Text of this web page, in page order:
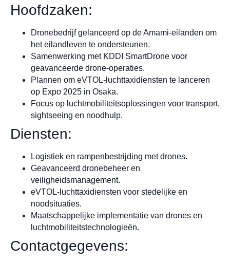
Hoofdzaken:
Dronebedrijf gelanceerd op de Amami-eilanden om
het eilandleven te ondersteunen.
Samenwerking met KDDI SmartDrone voor
geavanceerde drone-operaties.
Plannen om eVTOL-luchttaxidiensten te lanceren
op Expo 2025 in Osaka.
Focus op luchtmobiliteitsoplossingen voor transport,
sightseeing en noodhulp.
Diensten:
Logistiek en rampenbestrijding met drones.
Geavanceerd dronebeheer en
veiligheidsmanagement.
eVTOL-luchttaxidiensten voor stedelijke en
noodsituaties.
Maatschappelijke implementatie van drones en
luchtmobiliteitstechnologieën.
Contactgegevens: